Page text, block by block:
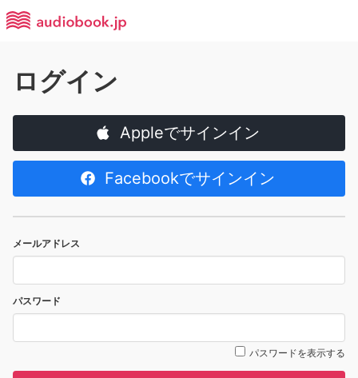
ログイン
Appleでサインイン
Facebookでサインイン
メールアドレス
パスワード
パスワードを表示する